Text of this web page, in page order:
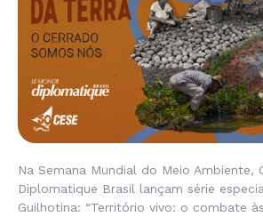
Na Semana Mundial do Meio Ambiente,
Diplomatique Brasil lançam série
Guilhotina: “Território vivo: o combate